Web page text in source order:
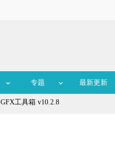
专题 最新更新
工具箱 v10.2.8